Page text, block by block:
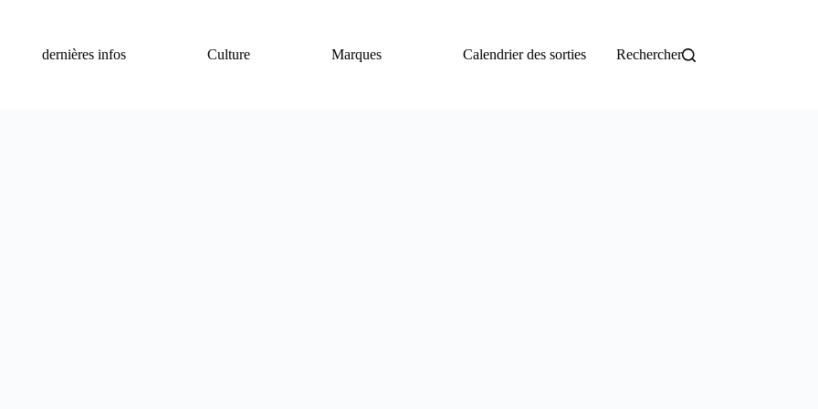
dernières infos
Culture Marques Calendrier des sorties Rechercher